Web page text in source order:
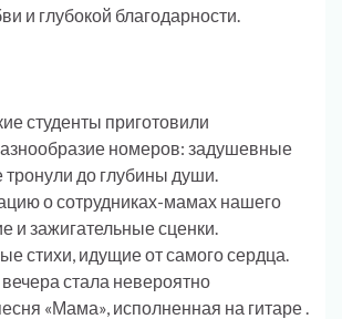
и глубокой благодарности.
студенты приготовили
номеров: задушевные
тронули до глубины души.
о сотрудниках-мамах нашего
и зажигательные сценки.
стихи, идущие от самого сердца.
стала невероятно
«Мама», исполненная на гитаре .